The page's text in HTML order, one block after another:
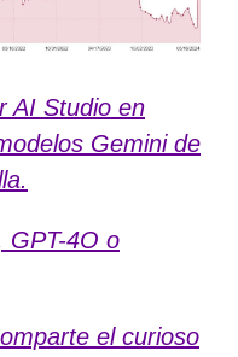
AI Studio en
Gemini de
GPT-4O o
el curioso